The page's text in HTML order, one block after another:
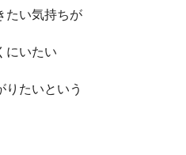
たい気持ちが
にいたい
りたいという